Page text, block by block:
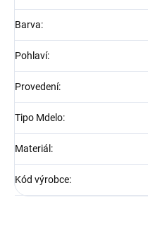
Barva:
Pohlaví:
Provedení:
Tipo Mdelo:
Materiál :
Kód výrobce: